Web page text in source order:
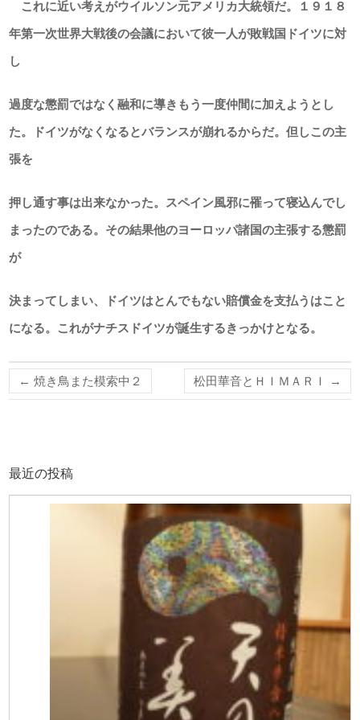
これに近い考えがウイルソン元アメリカ大統領だ。１９１８
年第一次世界大戦後の会議において彼一人が敗戦国ドイツに対
し
過度な懲罰ではなく融和に導きもう一度仲間に加えようとし
た。ドイツがなくなるとバランスが崩れるからだ。但しこの主
張を
押し通す事は出来なかった。スペイン風邪に罹って寝込んでし
まったのである。その結果他のヨーロッパ諸国の主張する懲罰
が
決まってしまい、ドイツはとんでもない賠償金を支払うはこと
になる。これがナチスドイツが誕生するきっかけとなる。
← 焼き鳥また模索中２ 松田華音とＨＩＭＡＲＩ →
最近の投稿